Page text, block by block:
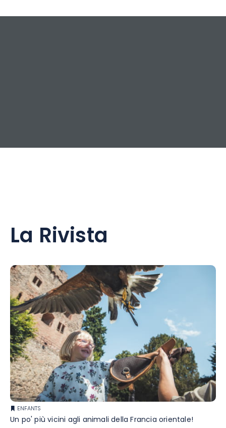
La Rivista
ENFANTS
Un po' più vicini agli animali della Francia orientale!